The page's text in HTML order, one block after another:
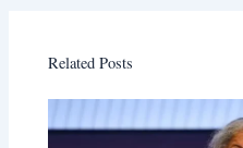
Related Posts